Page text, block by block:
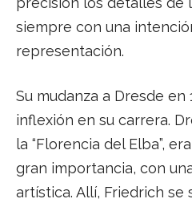
siempre con una
representación.
Su mudanza a Dresde
inflexión en su carrera.
la “Florencia del Elba”,
gran importancia, con
artística. Allí, Friedrich se